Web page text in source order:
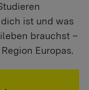
ist und was
brauchst –
Europas.